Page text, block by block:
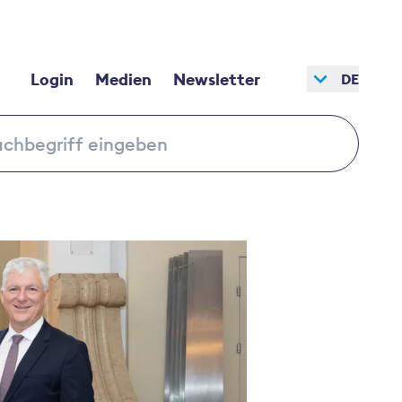
Login Medien Newsletter DE